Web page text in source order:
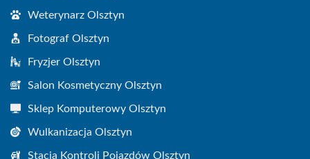
Weterynarz Olsztyn
Fotograf Olsztyn
Fryzjer Olsztyn
Salon Kosmetyczny Olsztyn
Sklep Komputerowy Olsztyn
Wulkanizacja Olsztyn
Stacja Kontroli Pojazdów Olsztyn